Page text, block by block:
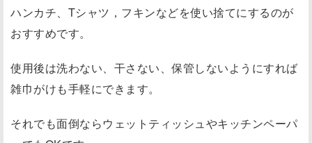
ハンカチ、Tシャツ，フキンなどを使い捨てにするのが
おすすめです。
使用後は洗わない、干さない、保管しないようにすれば
雑巾がけも手軽にできます。
それでも面倒ならウェットティッシュやキッチンペーパ